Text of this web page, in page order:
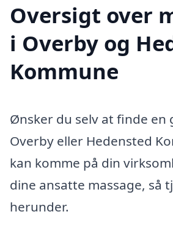
Oversigt over
i Overby og
Kommune
Ønsker du selv at finde en
Overby eller Hedensted
kan komme på din
dine ansatte massage, så
herunder.